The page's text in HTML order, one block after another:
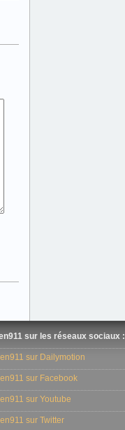
sur les réseaux sociaux :
sur Dailymotion
sur Facebook
sur Youtube
sur Twitter